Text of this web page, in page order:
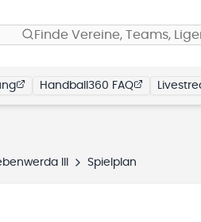
Finde Vereine, Teams,
Handball360 FAQ
III Spielplan